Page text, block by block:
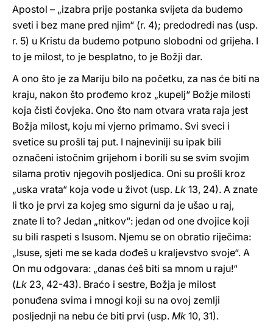
Apostol – „izabra prije postanka svijeta da budemo
sveti i bez mane pred njim“ (r. 4); predodredi nas (usp.
r. 5) u Kristu da budemo potpuno slobodni od grijeha. I
to je milost, to je besplatno, to je Božji dar.
A ono što je za Mariju bilo na početku, za nas će biti na
kraju, nakon što prođemo kroz „kupelj“ Božje milosti
koja čisti čovjeka. Ono što nam otvara vrata raja jest
Božja milost, koju mi vjerno primamo. Svi sveci i
svetice su prošli taj put. I najneviniji su ipak bili
označeni istočnim grijehom i borili su se svim svojim
silama protiv njegovih posljedica. Oni su prošli kroz
„uska vrata“ koja vode u život (usp. Lk 13, 24). A znate
li tko je prvi za kojeg smo sigurni da je ušao u raj,
znate li to? Jedan „nitkov“: jedan od one dvojice koji
su bili raspeti s Isusom. Njemu se on obratio riječima:
„Isuse, sjeti me se kada dođeš u kraljevstvo svoje“. A
On mu odgovara: „danas ćeš biti sa mnom u raju!“
(Lk 23, 42-43). Braćo i sestre, Božja je milost
ponuđena svima i mnogi koji su na ovoj zemlji
posljednji na nebu će biti prvi (usp. Mk 10, 31).